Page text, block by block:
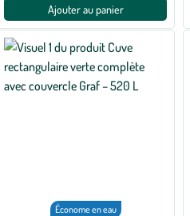
Ajouter au panier
Économe en eau